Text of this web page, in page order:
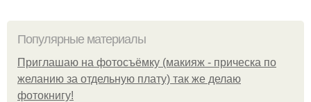
Популярные материалы
Приглашаю на фотосъёмку (макияж - прическа по
желанию за отдельную плату) так же делаю
фотокнигу!